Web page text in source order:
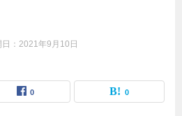
： 2021年9月10日
0 0